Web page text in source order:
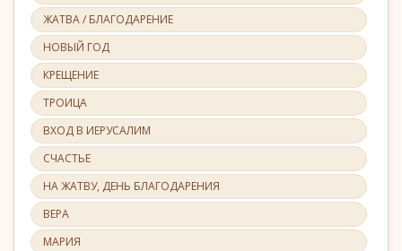
ЖАТВА / БЛАГОДАРЕНИЕ
НОВЫЙ ГОД
КРЕЩЕНИЕ
ТРОИЦА
ВХОД В ИЕРУСАЛИМ
СЧАСТЬЕ
НА ЖАТВУ, ДЕНЬ БЛАГОДАРЕНИЯ
ВЕРА
МАРИЯ